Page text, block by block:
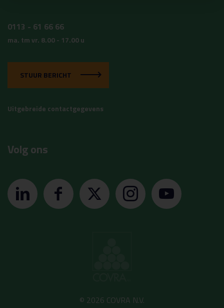
0113 - 61 66 66
ma. tm vr. 8.00 - 17.00 u
STUUR BERICHT
Uitgebreide contactgegevens
Volg ons
© 2026 COVRA N.V.